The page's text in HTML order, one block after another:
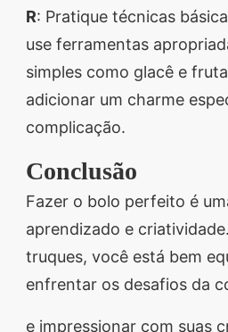
R: Pratique técnicas
use ferramentas
simples como glacê e
adicionar um charme
complicação.
Conclusão
Fazer o bolo perfeito é
aprendizado e
truques, você está bem
enfrentar os desafios da
e impressionar com suas